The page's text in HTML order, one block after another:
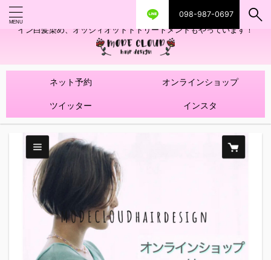
098-987-0697
艶ツヤヘアカラー！髪質改善トリートメントやハイライトを使ったデザ
イン白髪染め、オッジィオットトトリートメントもやっています！
ネット予約 オンラインショップ
ツイッター インスタ